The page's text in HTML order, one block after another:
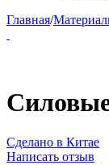
Главная/
Сделано в Китае
Написать отзыв